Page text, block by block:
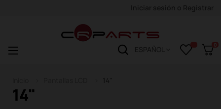
ESPAÑOL
0
Navegación
☰
14"